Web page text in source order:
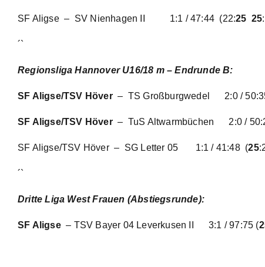
SF Aligse – SV Nienhagen II 1:1 / 47:44 (22:25 25
´`
Regionsliga Hannover U16/18 m – Endrunde B:
SF Aligse/TSV Höver– TS Großburgwedel 2:0 /
SF Aligse/TSV Höver– TuS Altwarmbüchen 2:0 /
SF Aligse/TSV Höver – SG Letter 05 1:1 / 41:48 (25
´`
Dritte Liga West Frauen (Abstiegsrunde):
SF Aligse– TSV Bayer 04 Leverkusen II3:1 / 97:75 (